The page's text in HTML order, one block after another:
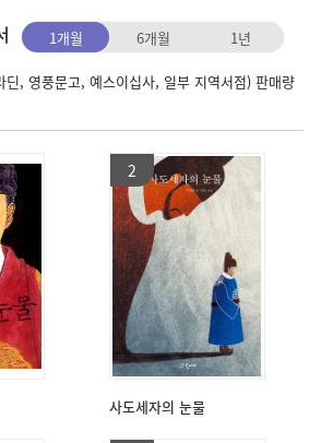
1개월 6개월 1년
딘, 영풍문고, 예스이십사, 일부 지역서점) 판매량
2
사도세자의 눈물